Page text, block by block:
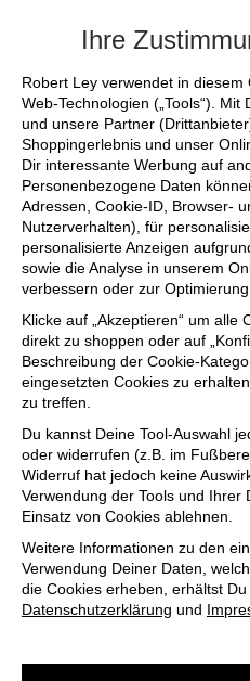
Ihre
Robert Ley verwendet in
Web-Technologien („Tools“).
und unsere Partner
Shoppingerlebnis und unser
Dir interessante Werbung auf
Personenbezogene Daten
Adressen, Cookie-ID, Browser-
Nutzerverhalten), für
personalisierte Anzeigen
sowie die Analyse in unserem
verbessern oder zur
Klicke auf „Akzeptieren“ um alle
direkt zu shoppen oder auf
Beschreibung der Cookie-
eingesetzten Cookies zu
zu treffen.
Du kannst Deine Tool-Auswahl
oder widerrufen (z.B. im
Widerruf hat jedoch keine
Verwendung der Tools und Ihrer
Einsatz von Cookies ablehnen.
Weitere Informationen zu den
Verwendung Deiner Daten,
die Cookies erheben, erhältst
Datenschutzerklärung und